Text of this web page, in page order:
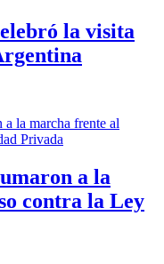
la visita
a la
contra la Ley